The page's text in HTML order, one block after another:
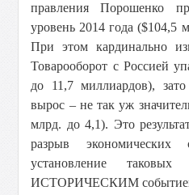
правления Порошенко
уровень 2014 года ($104,5
При этом кардинально
Товарооборот с Россией
до 11,7 миллиардов),
выроc – не так уж
млрд. до 4,1). Это
разрыв
установление
ИСТОРИЧЕСКИМ